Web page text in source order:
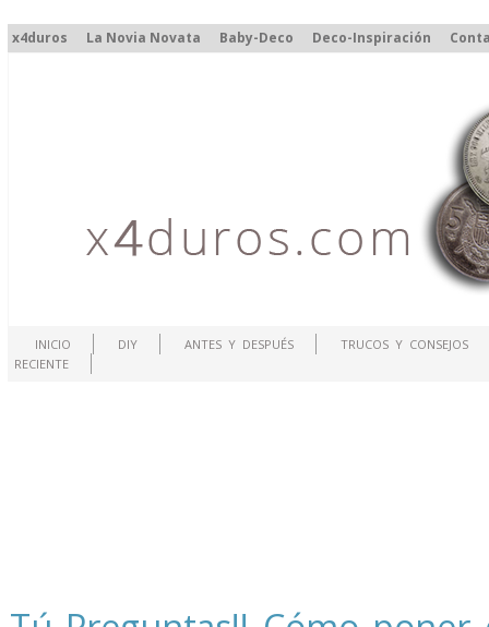
x4duros La Novia Novata Baby-Deco Deco-Inspiración
INICIO DIY ANTES Y DESPUÉS
TRUCOS Y CONSEJOS
RECIENTE